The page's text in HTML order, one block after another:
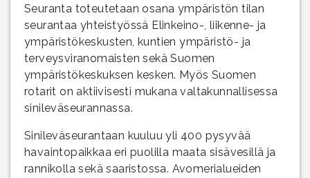
Seuranta toteutetaan osana ympäristön tilan
seurantaa yhteistyössä Elinkeino-, liikenne- ja
ympäristökeskusten, kuntien ympäristö- ja
terveysviranomaisten sekä Suomen
ympäristökeskuksen kesken. Myös Suomen
rotarit on aktiivisesti mukana valtakunnallisessa
sinileväseurannassa.
Sinileväseurantaan kuuluu yli 400 pysyvää
havaintopaikkaa eri puolilla maata sisävesillä ja
rannikolla sekä saaristossa. Avomerialueiden